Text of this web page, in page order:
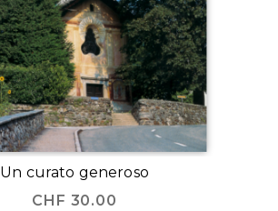
Un curato generoso
CHF 30.00